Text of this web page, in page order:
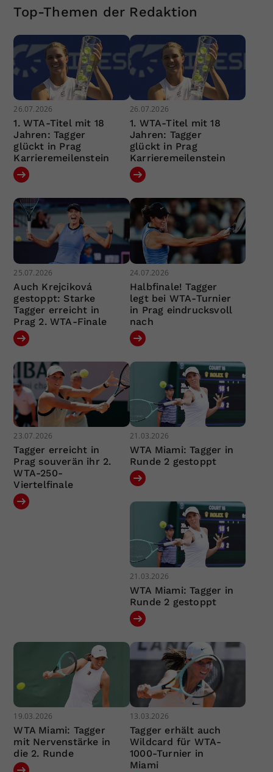
Top-Themen der Redaktion
26.07.2026
1. WTA-Titel mit 18
Jahren: Tagger
glückt in Prag
Karrieremeilenstein
26.07.2026
1. WTA-Titel mit 18
Jahren: Tagger
glückt in Prag
Karrieremeilenstein
25.07.2026
Auch Krejciková
gestoppt: Starke
Tagger erreicht in
Prag 2. WTA-Finale
24.07.2026
Halbfinale! Tagger
legt bei WTA-Turnier
in Prag eindrucksvoll
nach
23.07.2026
Tagger erreicht in
Prag souverän ihr 2.
WTA-250-
Viertelfinale
21.03.2026
WTA Miami: Tagger in
Runde 2 gestoppt
21.03.2026
WTA Miami: Tagger in
Runde 2 gestoppt
19.03.2026
WTA Miami: Tagger
mit Nervenstärke in
die 2. Runde
13.03.2026
Tagger erhält auch
Wildcard für WTA-
1000-Turnier in
Miami